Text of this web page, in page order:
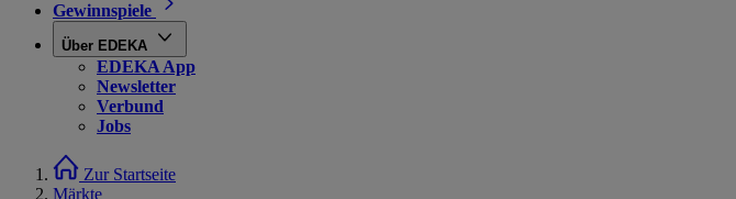
Gewinnspiele
Über EDEKA
EDEKA App
Newsletter
Verbund
Jobs
Zur Startseite
Märkte